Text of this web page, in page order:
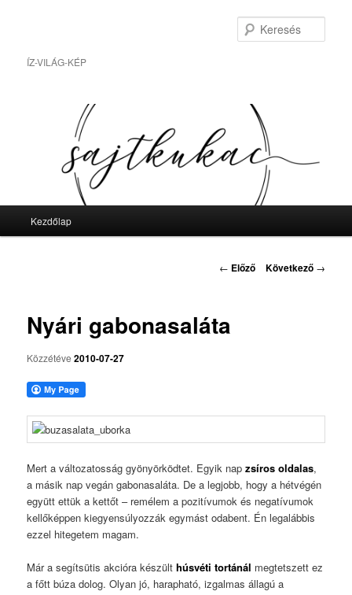
tartalomraÍZ-VILÁG-KÉP
Kezdőlap
Bejegyzés
← Előző Következő →
Nyári gabonasaláta
Közzétéve2010-07-27
Mert a változatosság gyönyörködtet. Egyik napzsíros oldalas,
a másik nap vegán gabonasaláta. De a legjobb, hogy a hétvégén
együtt ettük a kettőt – remélem a pozitívumok és negatívumok
kellőképpen kiegyensúlyozzák egymást odabent. Én legalábbis
ezzel hitegetem magam.
Már a segítsütis akcióra készülthúsvéti tortánál megtetszett ez
a főtt búza dolog. Olyan jó, harapható, izgalmas állagú a